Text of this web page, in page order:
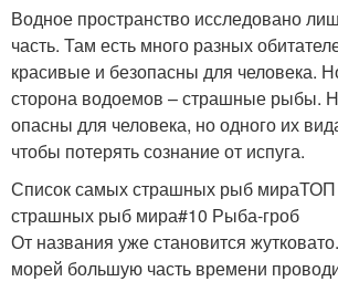
Водное пространство исследовано
часть. Там есть много разных
красивые и безопасны для человека.
сторона водоемов – страшные рыбы.
опасны для человека, но одного их
чтобы потерять сознание от испуга.
Список самых страшных рыб
страшных рыб мира#10 Рыба-гроб
От названия уже становится
морей большую часть времени